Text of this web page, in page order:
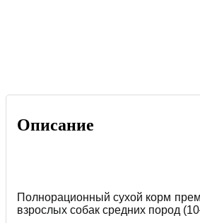
Описание
Полнорационный сухой корм
взрослых собак средних пород